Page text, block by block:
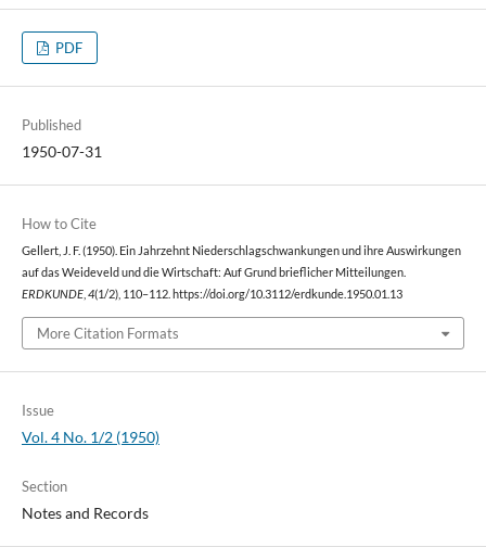
PDF
Published
1950-07-31
How to Cite
Gellert, J. F. (1950). Ein Jahrzehnt Niederschlagschwankungen und ihre Auswirkungen
auf das Weideveld und die Wirtschaft: Auf Grund brieflicher Mitteilungen.
ERDKUNDE, 4(1/2), 110–112. https://doi.org/10.3112/erdkunde.1950.01.13
More Citation Formats
Issue
Vol. 4 No. 1/2 (1950)
Section
Notes and Records